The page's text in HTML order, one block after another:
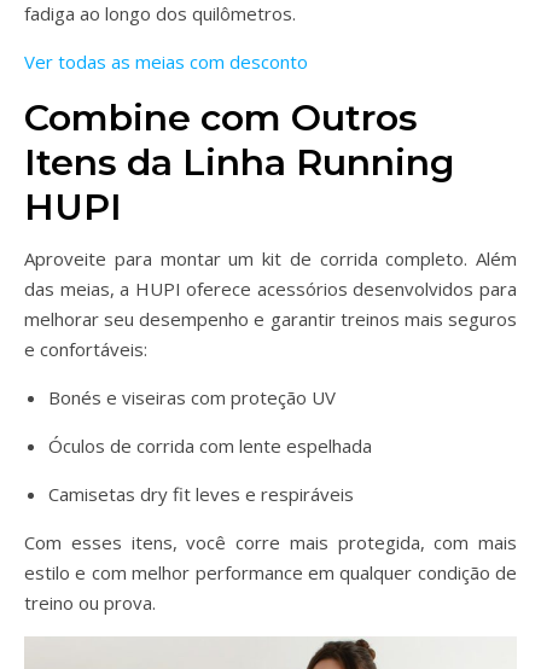
fadiga ao longo dos quilômetros.
Ver todas as meias com desconto
Combine com Outros
Itens da Linha Running
HUPI
Aproveite para montar um kit de corrida completo. Além
das meias, a HUPI oferece acessórios desenvolvidos para
melhorar seu desempenho e garantir treinos mais seguros
e confortáveis:
Bonés e viseiras com proteção UV
Óculos de corrida com lente espelhada
Camisetas dry fit leves e respiráveis
Com esses itens, você corre mais protegida, com mais
estilo e com melhor performance em qualquer condição de
treino ou prova.